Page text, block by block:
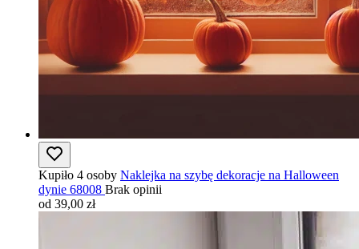
Kupiło 4 osoby Naklejka na szybę dekoracje na Halloween
dynie 68008 Brak opinii
od 39,00 zł